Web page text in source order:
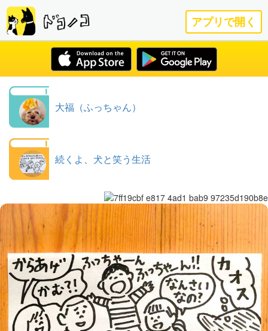
アプリで開く
大福（ふっちゃん）
続くよ、犬と笑う生活